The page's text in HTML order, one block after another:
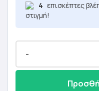
4 επισκέπτες
στιγμή!
-